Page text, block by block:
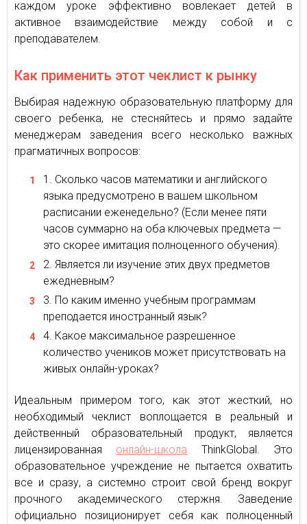
каждом уроке эффективно вовлекает детей в
активное взаимодействие между собой и с
преподавателем.
Как применить этот чеклист к рынку
Выбирая надежную образовательную платформу для
своего ребенка, не стесняйтесь и прямо задайте
менеджерам заведения всего несколько важных
прагматичных вопросов:
Сколько часов математики и английского
языка предусмотрено в вашем школьном
расписании еженедельно? (Если менее пяти
часов суммарно на оба ключевых предмета —
это скорее имитация полноценного обучения).
Является ли изучение этих двух предметов
ежедневным?
По каким именно учебным программам
преподается иностранный язык?
Какое максимальное разрешенное
количество учеников может присутствовать на
живых онлайн-уроках?
Идеальным примером того, как этот жесткий, но
необходимый чеклист воплощается в реальный и
действенный образовательный продукт, является
лицензированная онлайн-школа ThinkGlobal. Это
образовательное учреждение не пытается охватить
все и сразу, а системно строит свой бренд вокруг
прочного академического стержня. Заведение
официально позиционирует себя как полноценный